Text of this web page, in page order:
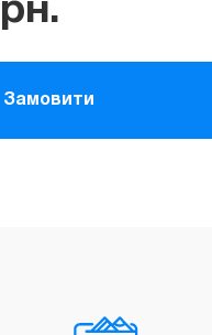
Замовити